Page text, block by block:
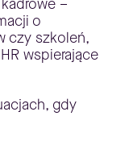
–
o
czy szkoleń,
wspierające
gdy